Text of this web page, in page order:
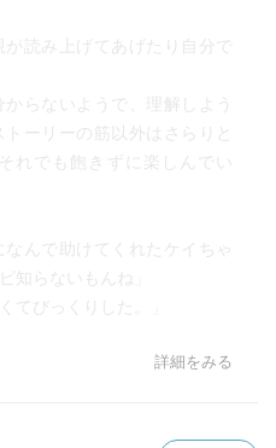
読み上げてあげたり自分で
からないようで、理解しよう
ーリーの筋以外はさらりと
れでも飽きずに楽しんでい
んで助けてくれたケイちゃ
知らないもんね」
てびっくりした。」
詳細をみる